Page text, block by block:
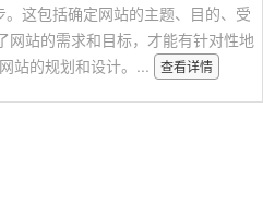
这包括确定网站的主题、目的、受
网站的需求和目标，才能有针对性地
站的规划和设计。...
查看详情